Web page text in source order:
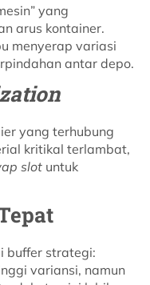
yang
arus kontainer.
menyerap variasi
antar depo.
yang terhubung
kritikal terlambat,
slot untuk
buffer strategi:
variansi, namun